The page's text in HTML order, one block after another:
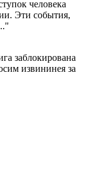
человека
Эти события,
заблокирована
извининея за